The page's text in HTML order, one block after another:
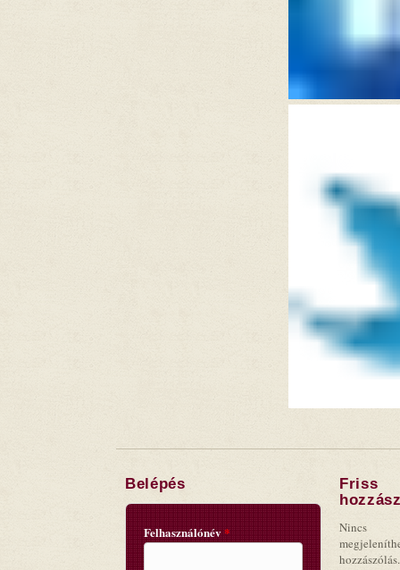
Belépés
Felhasználónév*
Friss
Nincs
hozzászólás.